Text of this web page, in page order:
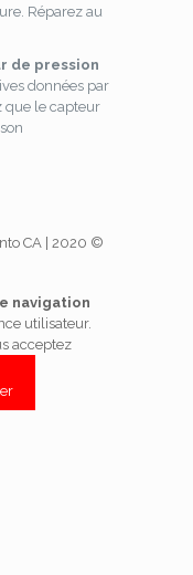
Réparez au
de pression
données par
que le capteur
CA | 2020 ©
navigation
utilisateur.
acceptez